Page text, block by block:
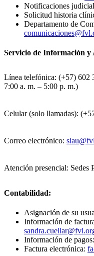
Notificaciones
Solicitud historia
Departamento de
Servicio de Información
Línea telefónica: (+57) 602
7:00 a. m. – 5:00 p. m.)
Celular (solo llamadas):
Correo electrónico:
Atención presencial: Sedes
Contabilidad:
Asignación de su
Información de
Información de pagos:
Factura electrónica: